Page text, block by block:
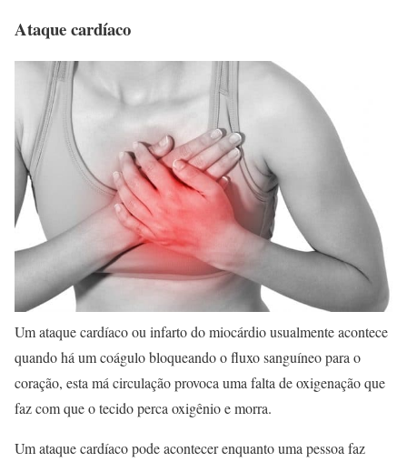
Ataque cardíaco
Um ataque cardíaco ou infarto do miocárdio usualmente acontece
quando há um coágulo bloqueando o fluxo sanguíneo para o
coração, esta má circulação provoca uma falta de oxigenação que
faz com que o tecido perca oxigênio e morra.
Um ataque cardíaco pode acontecer enquanto uma pessoa faz